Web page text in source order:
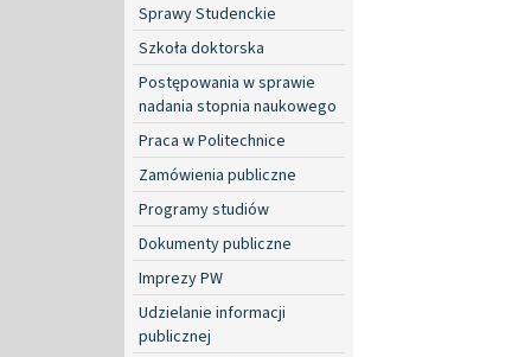
Sprawy Studenckie
Szkoła doktorska
Postępowania w sprawie
nadania stopnia naukowego
Praca w Politechnice
Zamówienia publiczne
Programy studiów
Dokumenty publiczne
Imprezy PW
Udzielanie informacji
publicznej